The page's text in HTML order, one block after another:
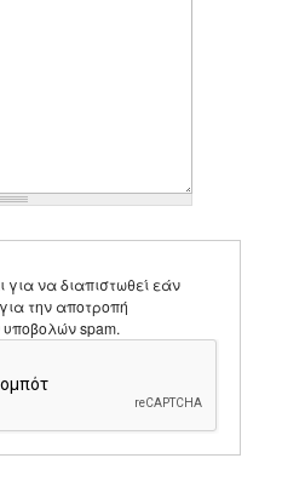
για να διαπιστωθεί εάν
την αποτροπή
spam.